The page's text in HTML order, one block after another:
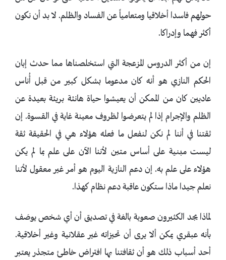
حولهم فاسدا أخلاقيا ومتعامياً عن الفساد والظلم. لا بد أن نكون
أكثر فهما وإدراكا.
إن من أكثر الدروس المزعجة التي استخلصناها مما حدث إبان
الحكم النازي هو أنه كان مدعوما بشكل كبير من قبل أُناس
عاديين كان من الممكن أن يعيشوا حياة هانئة بريئة بعيدة عن
الظلم والإجرام إذا لم يتعرضوا لظروف معينة غاية في القسوة. إن
ثقتنا في أننا لم نكن لنفعل ما فعله هؤلاء هي في الحقيقة ثقة
ليست مبنية على أساس متين لأننا الآن على علم بما لم يكن
هؤلاء على علم به. إن دعم النازية اليوم هو أمر غير معقول لأننا
نعلم جيدا ماذا ستكون عاقبة دعم نظام كهذا.
لماذا يجد الكثيرون صعوبة بالغة في تصديق أن أي شخص يوصَف
بأنه عبقري يمكن ألا يرى أن تحيزاته غير عقلانية وغير أخلاقية.
أحد أسباب ذلك هو أن ثقافتنا بها افتراض خاطئ متجذر يعتبر